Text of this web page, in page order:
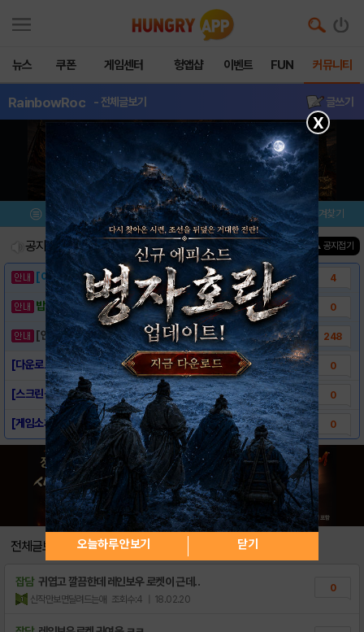
뉴스 쿠폰 게임센터 헝앱샵 이벤트 FUN 커뮤니티
RainbowRoc - 전체글보기 글쓰기
메뉴 이벤트/미션 설치/평가 즐겨찾기
공지사항 진행중인 이벤트0 건 ▲ 공지접기
[이벤트] 웃음으로 매일매일 해피! 유머 게시.. 4
밥알이의 헝앱통신 ⑲ “밥알이, 드디어 멀티를.. 0
[안내] 헝그리앱 필수 상식! 밥알 획득 안내.. 248
[다운로드 링크] Rainbow Rocket 0
[스크린샷] Rainbow Rocket 0
[게임소개] Rainbow Rocket 0
전체글보기
잡담 귀엽고 깔끔한데 레인보우 로켓이 근데..
신작만보면달려드는애 조회수:4 | 18.02.20
0
X
오늘하루 안보기 닫기